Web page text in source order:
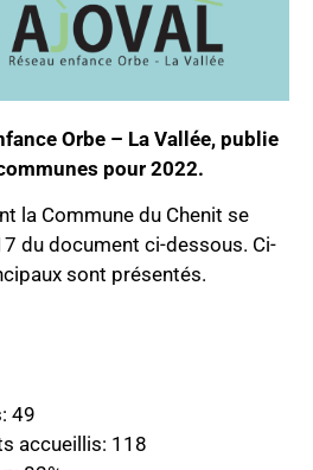
Orbe – La Vallée, publie
pour 2022.
la Commune du Chenit se
du document ci-dessous. Ci-
sont présentés.
49
accueillis: 118